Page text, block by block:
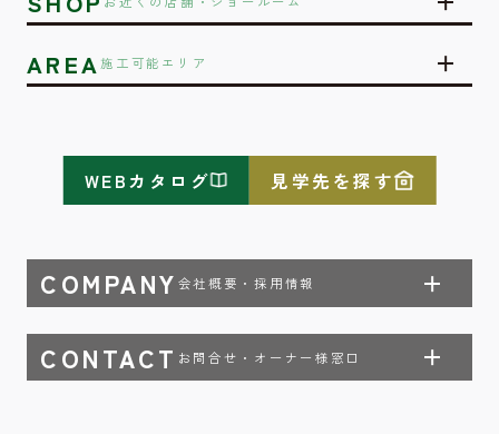
AREA施工可能エリア
COMPANY 会社概要・採用情報
CONTACT お問合せ・オーナー様窓口
WEBカタログ 見学先を探す